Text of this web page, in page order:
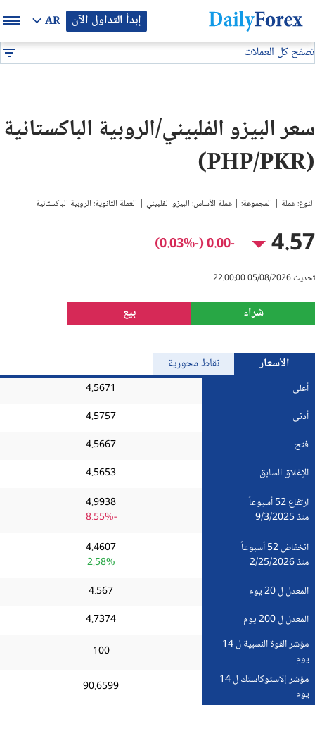
إبدأ التداول الآن AR
بيان إعلاني
تصفح كل العملات
GBP/USD
USD/JPY
USD/CAD
USD/CHF
Bitcoin/USD
المؤشرات
سعر البيزو الفلبيني/الروبية الباكستانية
(PHP/PKR)
النوع: عملة | المجموعة: | عملة الأساس: البيزو الفلبيني | العملة الثانوية: الروبية الباكستانية
4.57
-0.00 (-0.03%)
شراء بيع
تحديث 05/08/2026 22:00:00
الأسعار
أعلى
4.5671
أدنى
4.5757
فتح
4.5667
الإغلاق السابق
4.5653
ارتفاع 52 أسبوعاً
منذ 9/3/2025
4.9938
-8.55%
انخفاض 52 أسبوعاً
منذ 2/25/2026
4.4607
2.58%
المعدل ل 20 يوم
4.567
المعدل ل 200 يوم
4.7374
مؤشر القوة النسبية ل 14
يوم
100
مؤشر إلاستوكاستك ل 14
يوم
90.6599
نقاط محورية